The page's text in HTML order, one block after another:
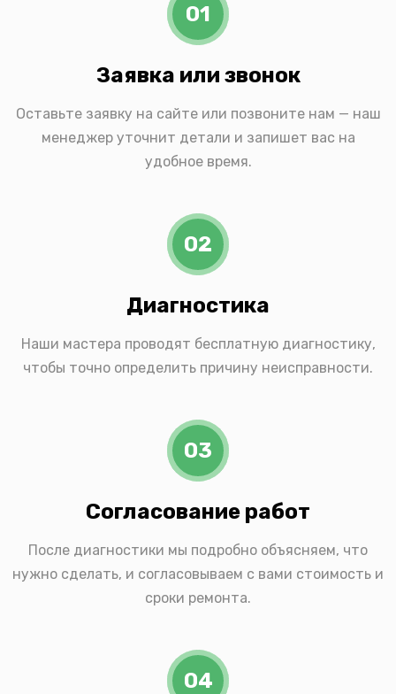
01
Заявка или звонок
Оставьте заявку на сайте или позвоните нам — наш
менеджер уточнит детали и запишет вас на
удобное время.
02
Диагностика
Наши мастера проводят бесплатную диагностику,
чтобы точно определить причину неисправности.
03
Согласование работ
После диагностики мы подробно объясняем, что
нужно сделать, и согласовываем с вами стоимость и
сроки ремонта.
04